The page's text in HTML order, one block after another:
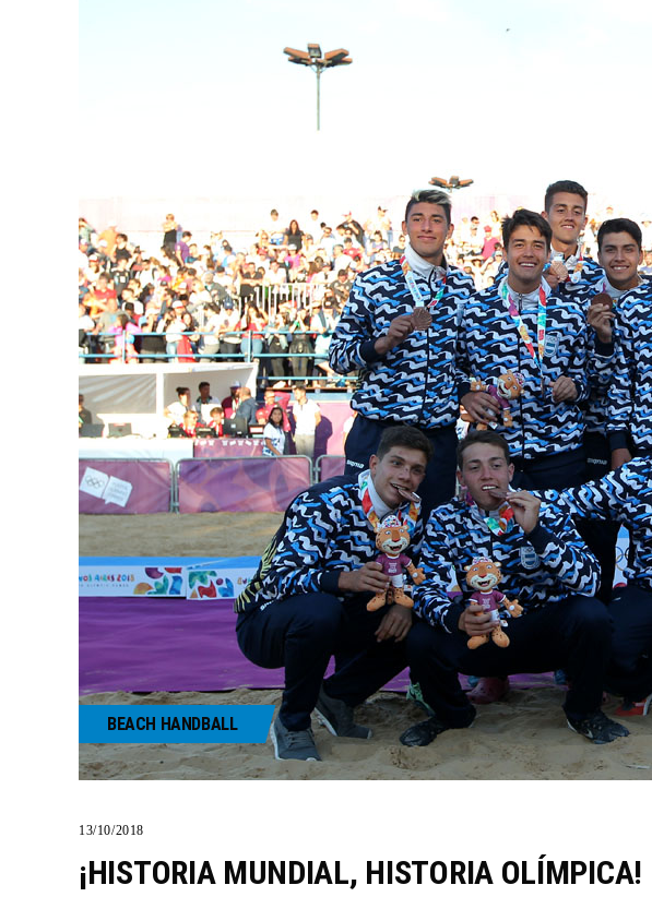
BEACH HANDBALL
13/10/2018
¡HISTORIA MUNDIAL, HISTORIA OLÍMPICA!